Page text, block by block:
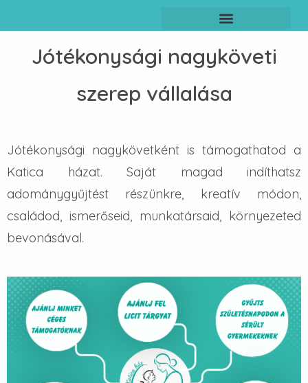
Jótékonysági nagyköveti
szerep vállalása
Jótékonysági nagykövetként is támogathatod a
Katica házat. Saját magad indíthatsz
adománygyűjtést részünkre, kreatív módon,
családod, ismerőseid, munkatársaid, környezeted
bevonásával.